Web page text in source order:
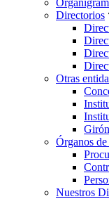
Directorios
Otras
Órganos
Nuestros